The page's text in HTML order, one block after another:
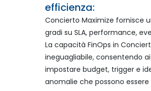
efficienza:
Concierto Maximize fornisce
gradi su SLA, performance,
La capacità FinOps in
ineguagliabile, consentendo
impostare budget, trigger e
anomalie che possono